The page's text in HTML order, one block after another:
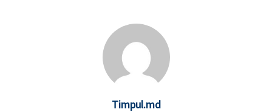
Timpul.md